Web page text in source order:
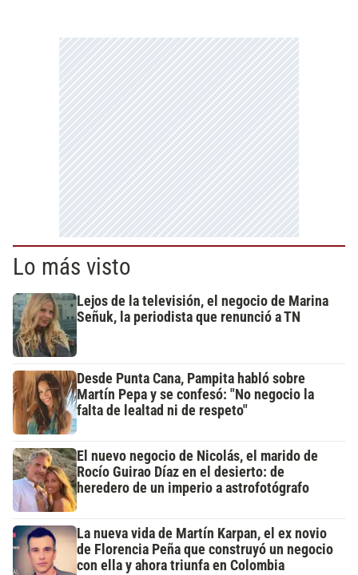
Lo más visto
Lejos de la televisión, el negocio de Marina
Señuk, la periodista que renunció a TN
Desde Punta Cana, Pampita habló sobre
Martín Pepa y se confesó: "No negocio la
falta de lealtad ni de respeto"
El nuevo negocio de Nicolás, el marido de
Rocío Guirao Díaz en el desierto: de
heredero de un imperio a astrofotógrafo
La nueva vida de Martín Karpan, el ex novio
de Florencia Peña que construyó un negocio
con ella y ahora triunfa en Colombia